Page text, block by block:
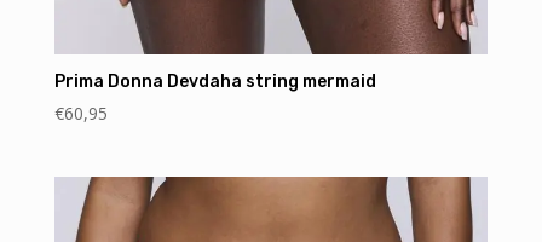
Prima Donna Devdaha string mermaid
€60,95